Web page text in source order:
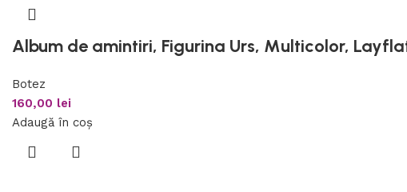
Album de amintiri, Figurina Urs, Multicolor,
Botez
160,00 lei
Adaugă în coș